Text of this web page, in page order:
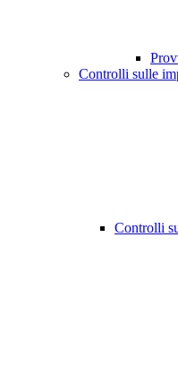
Controlli sulle
Controlli